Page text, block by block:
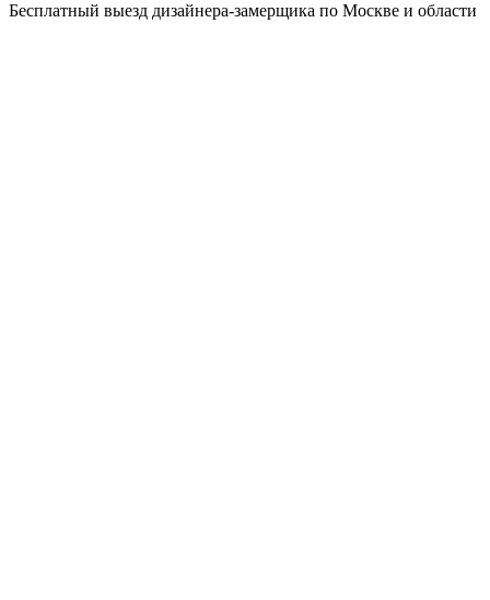
Бесплатный выезд дизайнера-замерщика по Москве и области